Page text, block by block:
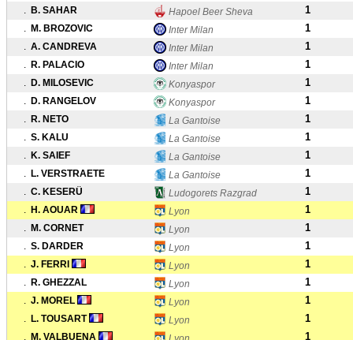
. B. SAHAR Hapoel Beer Sheva 1
. M. BROZOVIC Inter Milan 1
. A. CANDREVA Inter Milan 1
. R. PALACIO Inter Milan 1
. D. MILOSEVIC Konyaspor 1
. D. RANGELOV Konyaspor 1
. R. NETO La Gantoise 1
. S. KALU La Gantoise 1
. K. SAIEF La Gantoise 1
. L. VERSTRAETE La Gantoise 1
. C. KESERÜ Ludogorets Razgrad 1
. H. AOUAR Lyon 1
. M. CORNET Lyon 1
. S. DARDER Lyon 1
. J. FERRI Lyon 1
. R. GHEZZAL Lyon 1
. J. MOREL Lyon 1
. L. TOUSART Lyon 1
. M. VALBUENA 1